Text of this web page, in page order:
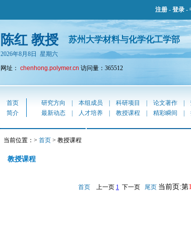
注册 - 登录 -
陈红 教授 苏州大学材料与化学化工学部
2026年8月8日 星期六
网址： chenhong.polymer.cn 访问量：365512
首页 研究方向 本组成员 科研项目 论文著作
简介
最新动态 人才培养 教授课程 精彩瞬间
当前位置：> 首页 > 教授课程
教授课程
首页 上一页 1 下一页 尾页 当前页:第1